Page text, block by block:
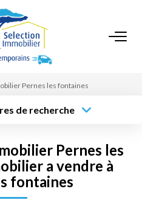
RECHERCHE
Pernes les fontaines
de recherche
Surface min
Budget max
Pernes les
a vendre à
fontaines